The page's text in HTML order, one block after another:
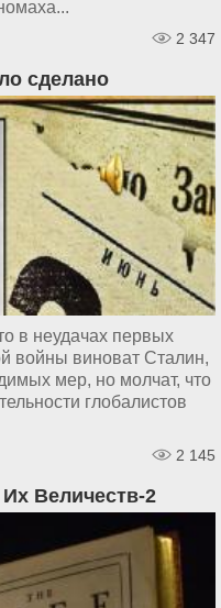
2 347
сделано
в неудачах первых
войны виноват Сталин,
мер, но молчат, что
глобалистов
2 145
Величеств-2